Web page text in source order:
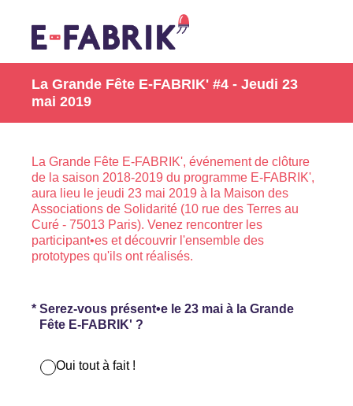
La Grande Fête E-FABRIK' #4 - Jeudi 23
mai 2019
La Grande Fête E-FABRIK', événement de clôture
de la saison 2018-2019 du programme E-FABRIK',
aura lieu le jeudi 23 mai 2019 à la Maison des
Associations de Solidarité (10 rue des Terres au
Curé - 75013 Paris). Venez rencontrer les
participant•es et découvrir l'ensemble des
prototypes qu'ils ont réalisés.
* Serez-vous présent•e le 23 mai à la Grande
Fête E-FABRIK' ?
(Obligatoire)
Oui tout à fait !